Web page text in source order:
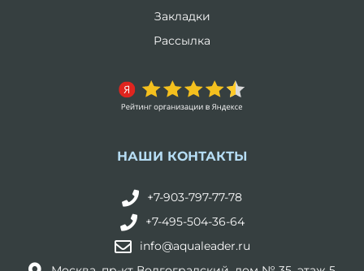
Закладки
Рассылка
НАШИ КОНТАКТЫ
+7-903-797-77-78
+7-495-504-36-64
info@aqualeader.ru